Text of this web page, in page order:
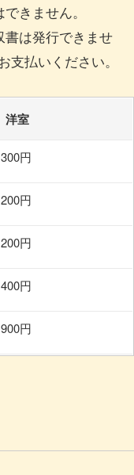
きません。
は発行できませ
払いください。
洋室
300円
200円
200円
400円
900円